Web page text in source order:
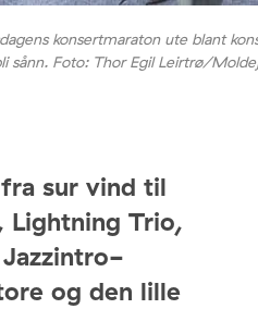
konsertmaraton ute blant
sånn. Foto: Thor Egil Leirtrø/
sur vind til
Lightning Trio,
Jazzintro-
og den lille